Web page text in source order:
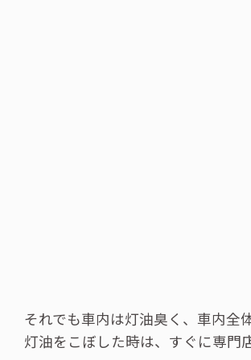
それでも車内は灯油臭く、車内全
灯油をこぼした時は、すぐに専門